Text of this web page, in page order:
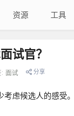
资源 工具
试官？
: 面试 分享
考虑候选人的感受